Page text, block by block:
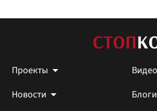
Проекты
Видео
Новости
Блоги